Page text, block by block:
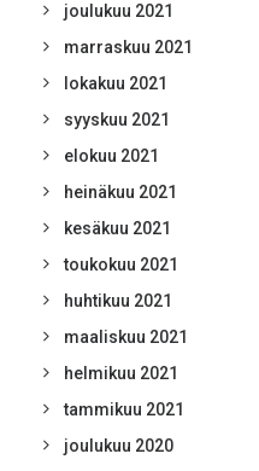
joulukuu 2021
marraskuu 2021
lokakuu 2021
syyskuu 2021
elokuu 2021
heinäkuu 2021
kesäkuu 2021
toukokuu 2021
huhtikuu 2021
maaliskuu 2021
helmikuu 2021
tammikuu 2021
joulukuu 2020